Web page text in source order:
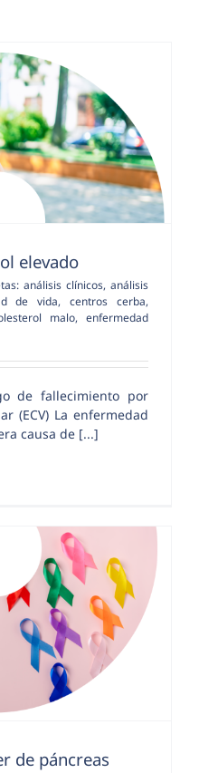
elevado
análisis clínicos, análisis
de vida,centros cerba,
malo,enfermedad
de fallecimiento por
(ECV) La enfermedad
causa de [...]
de páncreas